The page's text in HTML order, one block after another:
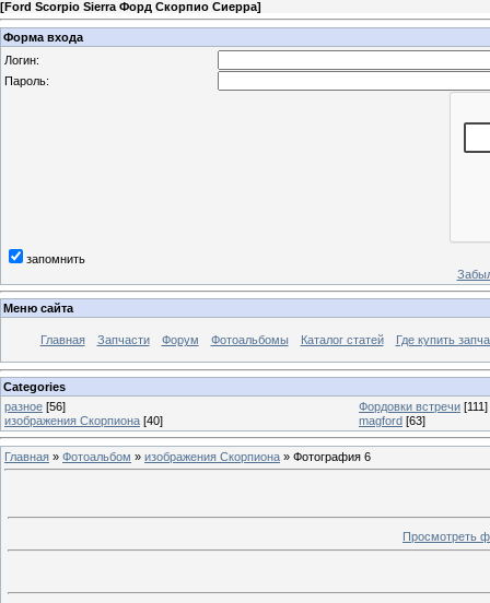
[Ford Scorpio Sierra Форд Скорпио Сиерра]
Форма входа
Логин:
Пароль:
запомнить
Меню сайта
Главная Запчасти Форум Фотоальбомы Каталог статей Где купить
Categories
разное [56] Фордовки встречи [111]
изображения Скорпиона [40] magford [63]
Главная » Фотоальбом » изображения Скорпиона » Фотография 6
Просмотреть